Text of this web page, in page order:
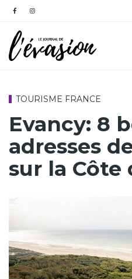
TOURISME FRANCE
Evancy: 8
adresses
sur la Côte